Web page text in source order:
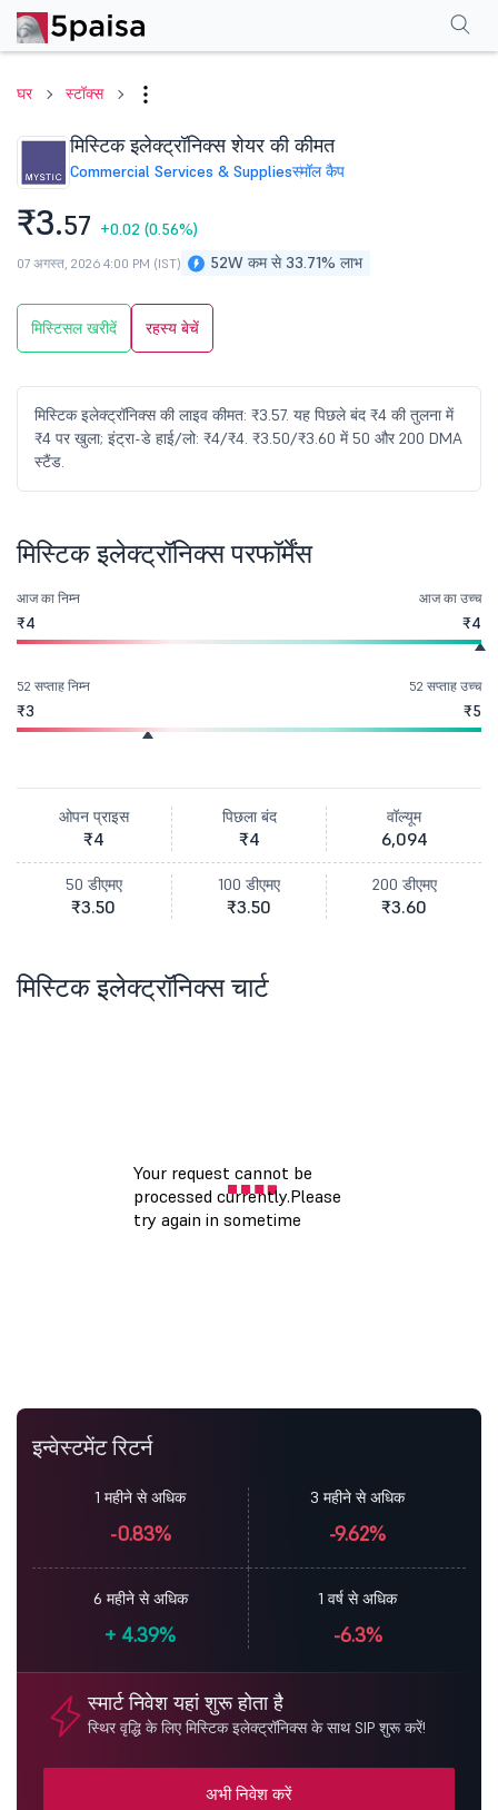
घर स्टॉक्स
मिस्टिक इलेक्ट्रॉनिक्स शेयर की कीमत
Commercial Services & Suppliesस्मॉल कैप
₹3.57 +0.02 (0.56%)
52W कम से 33.71% लाभ
07 अगस्त, 2026 4:00 PM (IST)
मिस्टिसल खरीदें रहस्य बेचें
मिस्टिक इलेक्ट्रॉनिक्स की लाइव कीमत: ₹3.57. यह पिछले बंद ₹4 की तुलना में
₹4 पर खुला; इंट्रा-डे हाई/लो: ₹4/₹4. ₹3.50/₹3.60 में 50 और 200 DMA
स्टैंड.
परफॉर्मेंसफाइनेंशियल्स सामान्य प्रश्न
मिस्टिक इलेक्ट्रॉनिक्स परफॉर्मेंस
आज का निम्न
₹4
आज का उच्च
₹4
52 सप्ताह निम्न
₹3
52 सप्ताह उच्च
₹5
ओपन प्राइस
₹4
पिछला बंद
₹4
वॉल्यूम
6,094
50 डीएमए
₹3.50
100 डीएमए
₹3.50
200 डीएमए
₹3.60
मिस्टिक इलेक्ट्रॉनिक्स चार्ट
इन्वेस्टमेंट रिटर्न
1 महीने से अधिक
-0.83%
3 महीने से अधिक
-9.62%
6 महीने से अधिक
+ 4.39%
1 वर्ष से अधिक
-6.3%
स्मार्ट निवेश यहां शुरू होता है
स्थिर वृद्धि के लिए मिस्टिक इलेक्ट्रॉनिक्स के साथ SIP शुरू करें!
अभी निवेश करें